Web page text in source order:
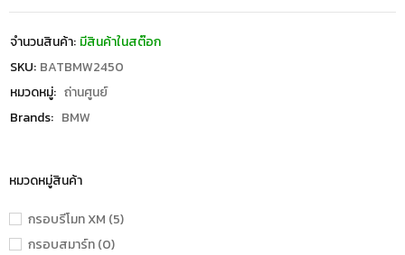
หมวดหมู่สินค้า
กรอบรีโมท XM (5)
กรอบสมาร์ท (0)
จำนวนสินค้า: มีสินค้าในสต๊อก
SKU: BATBMW2450
หมวดหมู่: ถ่านศูนย์
Brands: BMW